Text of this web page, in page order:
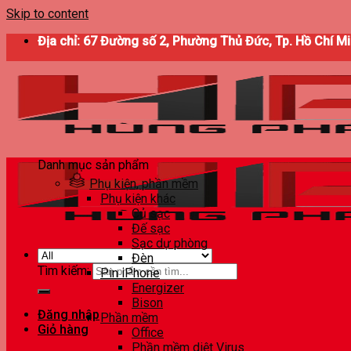
Skip to content
Địa chỉ: 67 Đường số 2, Phường Thủ Đức, Tp. Hồ Chí
Tìm kiếm:
Đăng nhập
Giỏ hàng
Danh mục sản phẩm
Phụ kiện, phần mềm
Phụ kiện khác
Củ sạc
Đế sạc
Sạc dự phòng
Đèn
Pin iPhone
Energizer
Bison
Phần mềm
Office
Phần mềm diệt Virus